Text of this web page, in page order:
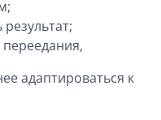
адаптироваться к